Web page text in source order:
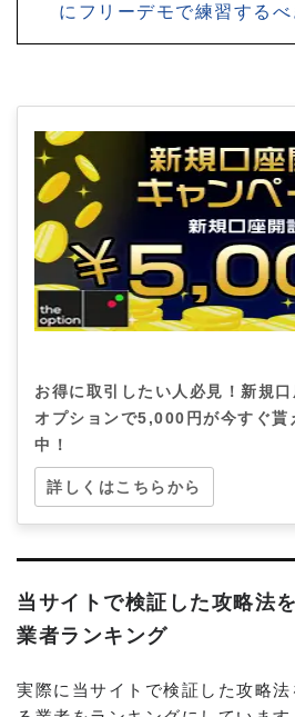
にフリーデモで練習するべ
お得に取引したい人必見！新規
オプションで5,000円が今すぐ貰
中！
詳しくはこちらから
当サイトで検証した攻略法
業者ランキング
実際に当サイトで検証した攻略